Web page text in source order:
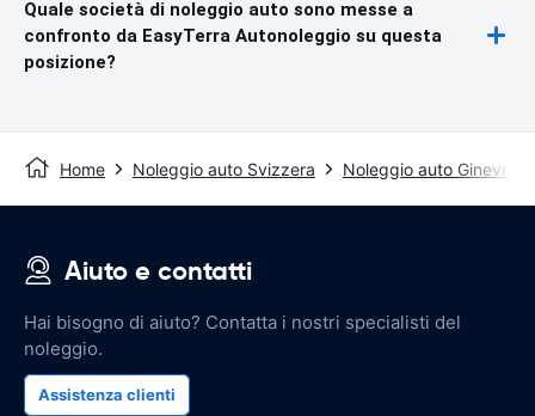
Quale società di noleggio auto sono messe a
confronto da EasyTerra Autonoleggio su questa
posizione?
Home Noleggio auto Svizzera Noleggio auto Ginevra
Aiuto e contatti
Hai bisogno di aiuto? Contatta i nostri specialisti del
noleggio.
Assistenza clienti